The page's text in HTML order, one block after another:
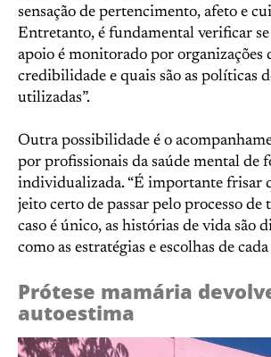
sensação de pertencimento, afeto e
Entretanto, é fundamental verificar
apoio é monitorado por organizações
credibilidade e quais são as políticas
utilizadas”.
Outra possibilidade é o
por profissionais da saúde mental de
individualizada. “É importante frisar
jeito certo de passar pelo processo de
caso é único, as histórias de vida são
como as estratégias e escolhas de
Prótese mamária
autoestima